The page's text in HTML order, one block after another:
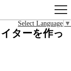
Select Language ▼
ターを作っ